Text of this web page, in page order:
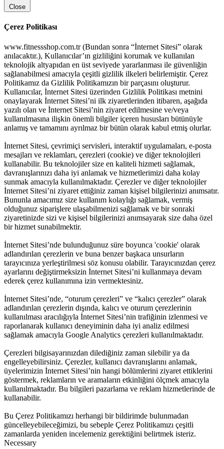
Close
Çerez Politikası
www.fitnessshop.com.tr (Bundan sonra “İnternet Sitesi” olarak
anılacaktır.), Kullanıcılar’ın gizliliğini korumak ve kullanılan
teknolojik altyapıdan en üst seviyede yararlanması ile güvenliğin
sağlanabilmesi amacıyla çeşitli gizlilik ilkeleri belirlemiştir. Çerez
Politikamız da Gizlilik Politikamızın bir parçasını oluşturur.
Kullanıcılar, İnternet Sitesi üzerinden Gizlilik Politikası metnini
onaylayarak İnternet Sitesi’ni ilk ziyaretlerinden itibaren, aşağıda
yazılı olan ve İnternet Sitesi’nin ziyaret edilmesine ve/veya
kullanılmasına ilişkin önemli bilgiler içeren hususları bütünüyle
anlamış ve tamamını ayrılmaz bir bütün olarak kabul etmiş olurlar.
İnternet Sitesi, çevrimiçi servisleri, interaktif uygulamaları, e-posta
mesajları ve reklamları, çerezleri (cookie) ve diğer teknolojileri
kullanabilir. Bu teknolojiler size en kaliteli hizmeti sağlamak,
davranışlarınızı daha iyi anlamak ve hizmetlerimizi daha kolay
sunmak amacıyla kullanılmaktadır. Çerezler ve diğer teknolojiler
İnternet Sitesi’ni ziyaret ettiğiniz zaman kişisel bilgilerinizi anımsatır.
Bununla amacımız size kullanım kolaylığı sağlamak, vermiş
olduğunuz siparişlere ulaşabilmenizi sağlamak ve bir sonraki
ziyaretinizde sizi ve kişisel bilgilerinizi anımsayarak size daha özel
bir hizmet sunabilmektir.
İnternet Sitesi’nde bulunduğunuz süre boyunca 'cookie' olarak
adlandırılan çerezlerin ve buna benzer başkaca unsurların
tarayıcınıza yerleştirilmesi söz konusu olabilir. Tarayıcınızdan çerez
ayarlarını değiştirmeksizin İnternet Sitesi’ni kullanmaya devam
ederek çerez kullanımına izin vermektesiniz.
İnternet Sitesi’nde, “oturum çerezleri” ve “kalıcı çerezler” olarak
adlandırılan çerezlerin dışında, kalıcı ve oturum çerezlerinin
kullanılması aracılığıyla İnternet Sitesi’nin trafiğinin izlenmesi ve
raporlanarak kullanıcı deneyiminin daha iyi analiz edilmesi
sağlamak amacıyla Google Analytics çerezleri kullanılmaktadır.
Çerezleri bilgisayarınızdan dilediğiniz zaman silebilir ya da
engelleyebilirsiniz. Çerezler, kullanıcı davranışlarını anlamak,
üyelerimizin İnternet Sitesi’nin hangi bölümlerini ziyaret ettiklerini
göstermek, reklamların ve aramaların etkinliğini ölçmek amacıyla
kullanılmaktadır. Bu bilgileri pazarlama ve reklam hizmetlerinde de
kullanabilir.
Bu Çerez Politikamızı herhangi bir bildirimde bulunmadan
güncelleyebileceğimizi, bu sebeple Çerez Politikamızı çeşitli
zamanlarda yeniden incelemeniz gerektiğini belirtmek isteriz.
Necessary